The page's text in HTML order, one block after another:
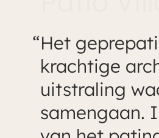
Het
krachtige
uitstraling
samengaan.